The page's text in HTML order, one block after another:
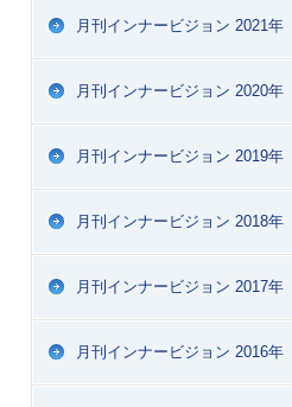
月刊インナービジョン 2021年
月刊インナービジョン 2020年
月刊インナービジョン 2019年
月刊インナービジョン 2018年
月刊インナービジョン 2017年
月刊インナービジョン 2016年